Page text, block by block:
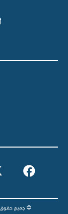
© جميع حقوق